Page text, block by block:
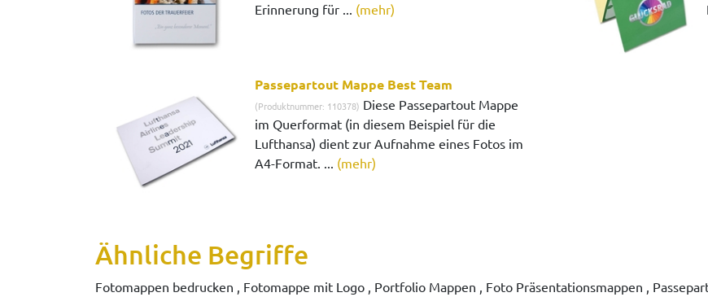
Erinnerung für ... (mehr)
Passepartout Mappe Best Team
(Produktnummer: 110378) Diese Passepartout Mappe
im Querformat (in diesem Beispiel für die
Lufthansa) dient zur Aufnahme eines Fotos im
A4-Format. ... (mehr)
Ähnliche Begriffe
Fotomappen bedrucken , Fotomappe mit Logo , Portfolio Mappen , Foto Präsentationsmappen ,